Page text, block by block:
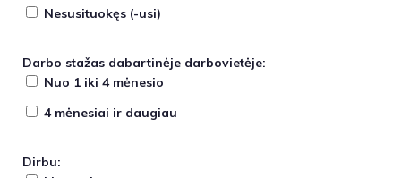
Nesusituokęs (-usi)
Darbo stažas dabartinėje darbovietėje:
Nuo 1 iki 4 mėnesio
4 mėnesiai ir daugiau
Dirbu: